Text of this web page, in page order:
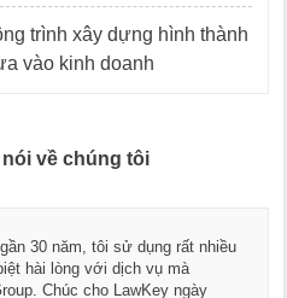
trình xây dựng hình thành
vào kinh doanh
về chúng tôi
tôi xin chân thành cảm ơn đội
Thực sự yên tâm khi sử
và kế toán thuế bên các bạn.